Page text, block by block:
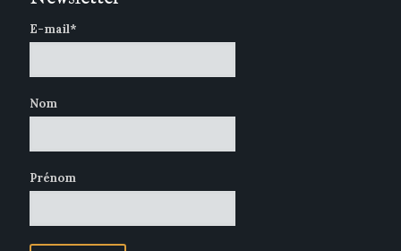
E-mail*
Nom
Prénom